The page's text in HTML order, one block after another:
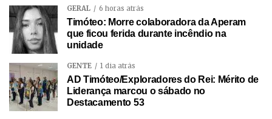
GERAL 6 horas atrás
Timóteo: Morre colaboradora da Aperam
que ficou ferida durante incêndio na
unidade
GENTE 1 dia atrás
AD Timóteo/Exploradores do Rei: Mérito de
Liderança marcou o sábado no
Destacamento 53